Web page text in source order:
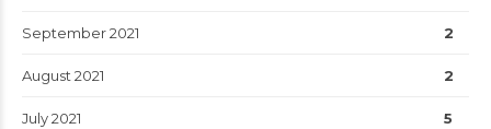
September 2021 2
August 2021 2
July 2021 5